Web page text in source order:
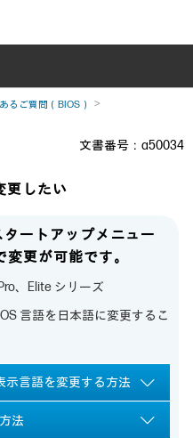
るご質問（BIOS）
文書番号：a50034
更したい
ートアップメニュー
更が可能です。
、Elite シリーズ
を日本語に変更するこ
示言語を変更する方法
法